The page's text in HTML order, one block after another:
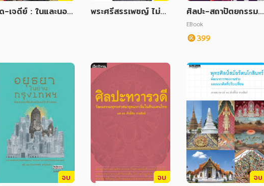
-เจดีย์ : ในและนอก
พระศรีสรรเพชญ์ ไม่ถูก
ศิลปะ-สถาปัตยกรรมค
ณะราษฎร สัญลักษณ์ท
างการเมืองในเชิงอุดม
การณ์ (ปกแข็ง)
EBook
399
จบ จบ จบ